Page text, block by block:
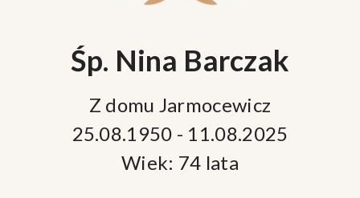
Śp. Nina Barczak
Z domu Jarmocewicz
25.08.1950 - 11.08.2025
Wiek: 74 lata